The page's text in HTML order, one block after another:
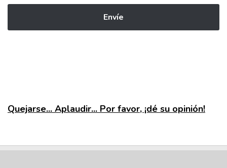
Quejarse... Aplaudir... Por favor, ¡dé su opinión!